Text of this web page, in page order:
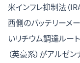
米インフレ抑制法（
西側のバッテリーメ
いリチウム調達ルー
（英豪系）がアルゼ